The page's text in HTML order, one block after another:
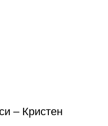
– Кристен